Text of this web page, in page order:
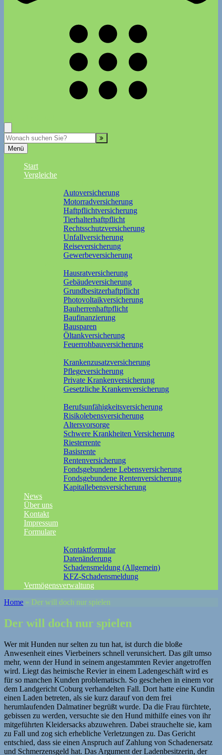
Suche
Menü
Start
Vergleiche
Autoversicherung
Motorradversicherung
Haftpflichtversicherung
Tierhalterhaftpflicht
Rechtsschutzversicherung
Unfallversicherung
Reiseversicherung
Gewerbeversicherung
Hausratversicherung
Gebäudeversicherung
Grundbesitzerhaftpflicht
Photovoltaikversicherung
Bauherrenhaftpflicht
Baufinanzierung
Bausparen
Öltankversicherung
Feuerrohbauversicherung
Krankenzusatzversicherung
Pflegeversicherung
Private Krankenversicherung
Gesetzliche Krankenversicherung
Berufs­unfähigkeitsversicherung
Risikolebensversicherung
Altersvorsorge
Schwere Krankheiten Versicherung
Riesterrente
Basisrente
Rentenversicherung
Fondsgebundene Lebensversicherung
Fondsgebundene Rentenversicherung
Kapitallebensversicherung
News
Über uns
Kontakt
Impressum
Formulare
Kontaktformular
Datenänderung
Schadensmeldung (Allgemein)
KFZ-Schadensmeldung
Vermögensverwaltung
Home » Der will doch nur spielen
Der will doch nur spielen
Wer mit Hunden nur selten zu tun hat, ist durch die bloße
Anwesenheit eines Vierbeiners schnell verunsichert. Das gilt umso
mehr, wenn der Hund in seinem angestammten Revier angetroffen
wird. Liegt das heimische Revier in einem Ladengeschäft wird es
für so manchen Kunden problematisch. So geschehen in einem vor
dem Landgericht Coburg verhandelten Fall. Dort hatte eine Kundin
einen Laden betreten, als sie kurz darauf von dem frei
herumlaufenden Dalmatiner begrüßt wurde. Da die Frau fürchtete,
gebissen zu werden, versuchte sie den Hund mithilfe eines von ihr
mitgeführten Kleidersacks abzuwehren. Dabei strauchelte sie, kam
zu Fall und zog sich erhebliche Verletzungen zu. Das Gericht
entschied, dass sie einen Anspruch auf Zahlung von Schadenersatz
und Schmerzensgeld hat. Das Argument der Ladenbesitzerin, der